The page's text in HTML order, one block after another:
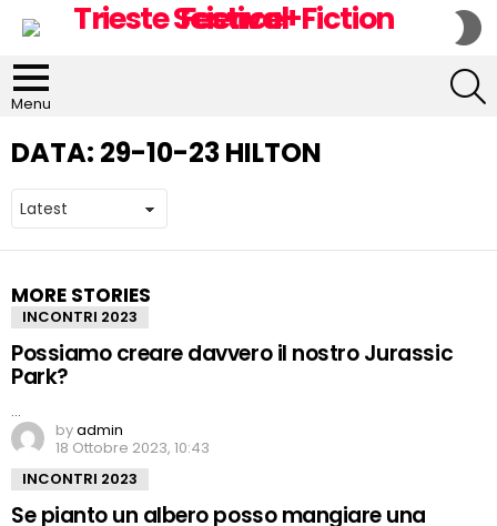
Menu
DATA: 29-10-23 HILTON
MORE STORIES
INCONTRI 2023
Possiamo creare davvero il nostro Jurassic
Park?
…
byadmin
18 Ottobre 2023, 10:43
INCONTRI 2023
Se pianto un albero posso mangiare una